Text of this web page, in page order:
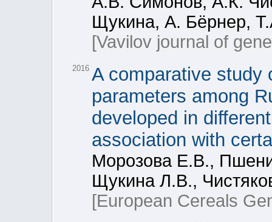
Щукина, А. Бёрнер,
[Vavilov journal of
2016 A comparative study
parameters among
developed in
association with
Морозова Е.В.,
Щукина Л.В.,
[European Cereals